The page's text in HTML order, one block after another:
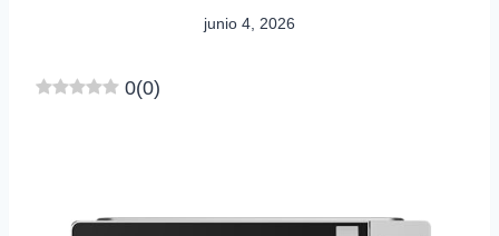
junio 4, 2026
0(0)